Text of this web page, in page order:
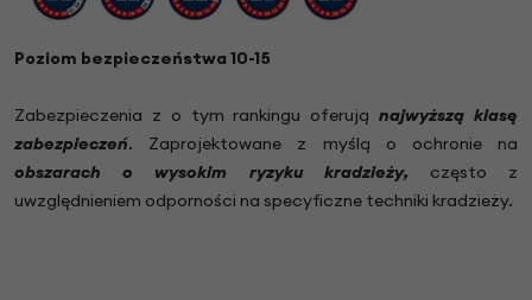
Poziom bezpieczeństwa 10-15
Zabezpieczenia z o tym rankingu oferująnajwyższą klasę
zabezpieczeń. Zaprojektowane z myślą o ochronie na
obszarach o wysokim ryzyku kradzieży, często z
uwzględnieniem odporności na specyficzne techniki kradzieży.